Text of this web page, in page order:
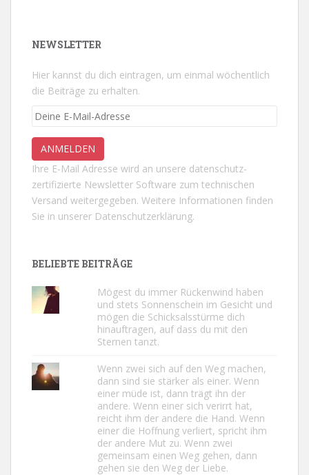
NEWSLETTER
Hier kannst du dich eintragen, um einmal wöchentlich
die Beiträge zu erhalten.
Ihre E-Mail Adresse wird an unsere datenschutz-
zertifizierte Newsletter Software zum technischen
Versand weitergegeben. Weitere Informationen finden
Sie in unserer Datenschutzerklärung.
BELIEBTE BEITRÄGE
Mögest du immer Rückenwind haben
und stets Sonnenschein im Gesicht und
mögen die Schicksalsstürme dich
hinauftragen, auf dass du mit den
Sternen tanzt.
Wenn zwei sich auf den Weg machen,
dann sind sie stärker als einer. Wenn
einer müde ist, dann trägt ihn der
andere. Wenn einer sich verirrt hat,
reicht ihm der andere die Hand. Wenn
einer die Hoffnung verliert, spricht ihm
der andere Mut zu. Wenn zwei
gemeinsam einen Weg gehen, dann
gehen sie den Weg der Liebe.